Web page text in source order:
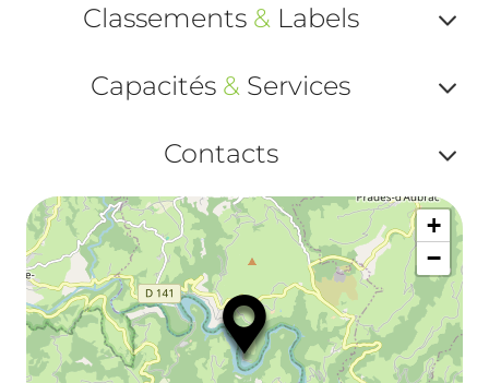
Classements & Labels
ou
Capacités & Services
ou
Contacts
ou
+
−